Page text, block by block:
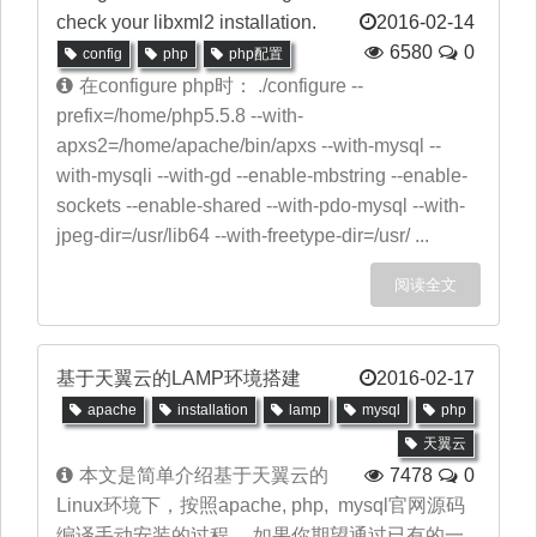
check your libxml2 installation.
2016-02-14
config php php配置 6580
0
在configure php时： ./configure --
prefix=/home/php5.5.8 --with-
apxs2=/home/apache/bin/apxs --with-mysql --
with-mysqli --with-gd --enable-mbstring --enable-
sockets --enable-shared --with-pdo-mysql --with-
jpeg-dir=/usr/lib64 --with-freetype-dir=/usr/ ...
阅读全文
基于天翼云的LAMP环境搭建 2016-02-17
apache installation lamp mysql
php
天翼云
7478 0
本文是简单介绍基于天翼云的
Linux环境下，按照apache, php, mysql官网源码